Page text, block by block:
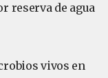
reserva de agua
vivos en